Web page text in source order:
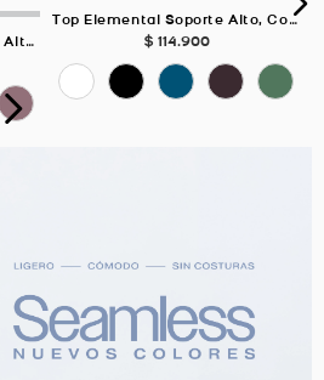
Top Vital Deportivo Soporte Alto, Color BLANCO Para Mujer
Top Elemental Soporte Alto, Color Uva Para Mujer
$ 114.900